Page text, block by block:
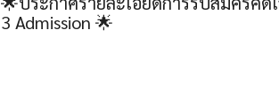
3 Admission 🌟